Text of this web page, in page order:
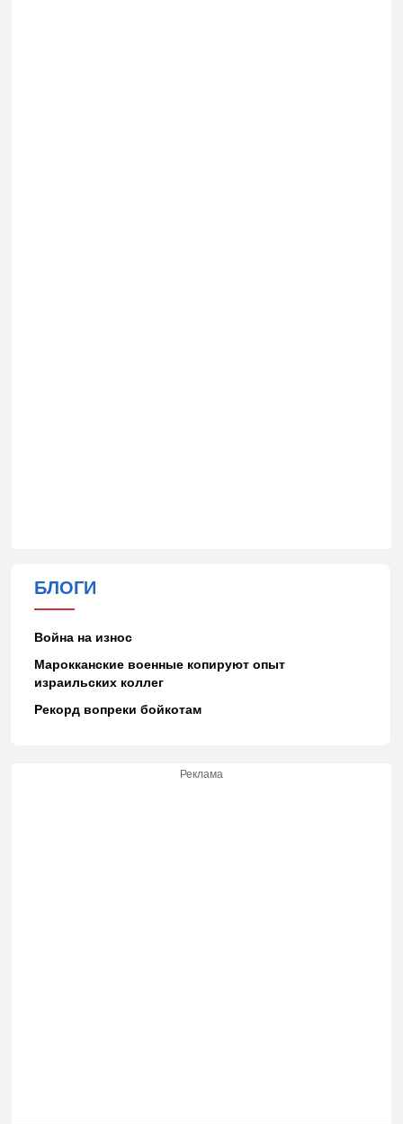
БЛОГИ
Война на износ
Марокканские военные копируют опыт
израильских коллег
Рекорд вопреки бойкотам
Реклама